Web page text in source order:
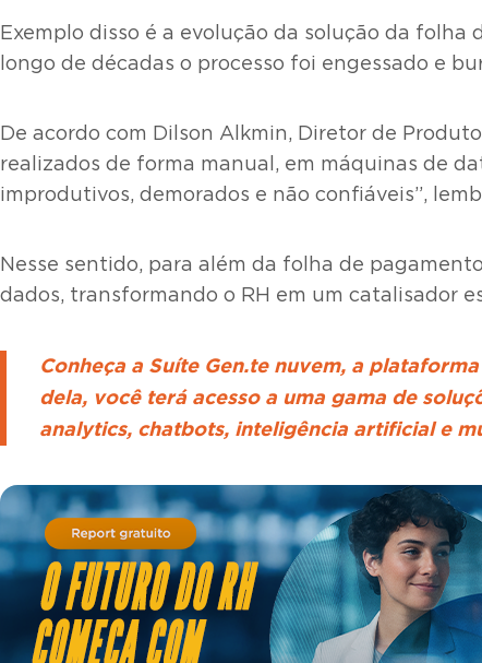
Exemplo disso é a evolução da solução da
longo de décadas o processo foi engessado e
De acordo com Dilson Alkmin, Diretor de
realizados de forma manual, em máquinas de
improdutivos, demorados e não confiáveis”,
Nesse sentido, para além da folha de
dados, transformando o RH em um catalisador
Conheça a Suíte Gen.te nuvem, a
dela, você terá acesso a uma gama de
analytics, chatbots, inteligência artificial e